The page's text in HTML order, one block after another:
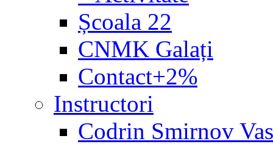
Școala 22
CNMK Galați
Contact+2%
Instructori
Codrin Smirnov